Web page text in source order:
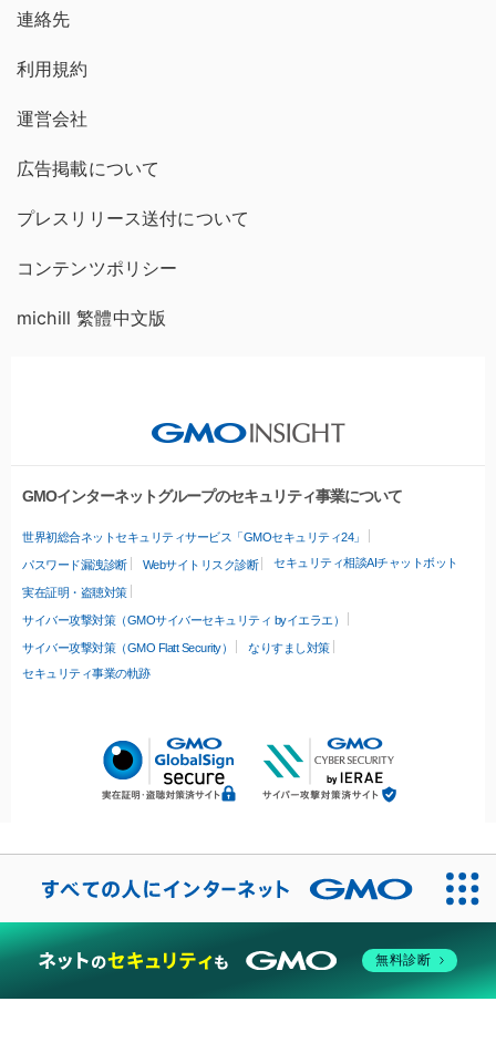
連絡先
利用規約
運営会社
広告掲載について
プレスリリース送付について
コンテンツポリシー
michill 繁體中文版
GMOインターネットグループのセキュリティ事業について
世界初総合ネットセキュリティサービス「GMOセキュリティ24」
パスワード漏洩診断 Webサイトリスク診断 セキュリティ相談AIチャットボット
実在証明・盗聴対策
サイバー攻撃対策（GMOサイバーセキュリティ byイエラエ）
サイバー攻撃対策（GMO Flatt Security）
なりすまし対策
セキュリティ事業の軌跡
無料診断